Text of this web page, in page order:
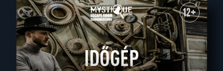
12+
IDŐGÉP